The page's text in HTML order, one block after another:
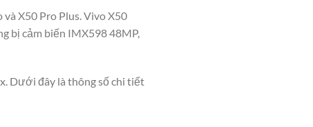
X50 Pro Plus. Vivo X50
bị cảm biến IMX598 48MP,
Dưới đây là thông số chi tiết